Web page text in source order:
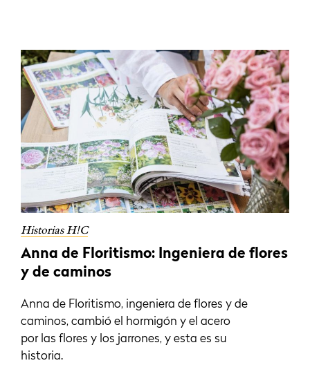
Historias H!C
Anna de Floritismo: Ingeniera de flores
y de caminos
Anna de Floritismo, ingeniera de flores y de
caminos, cambió el hormigón y el acero
por las flores y los jarrones, y esta es su
historia.